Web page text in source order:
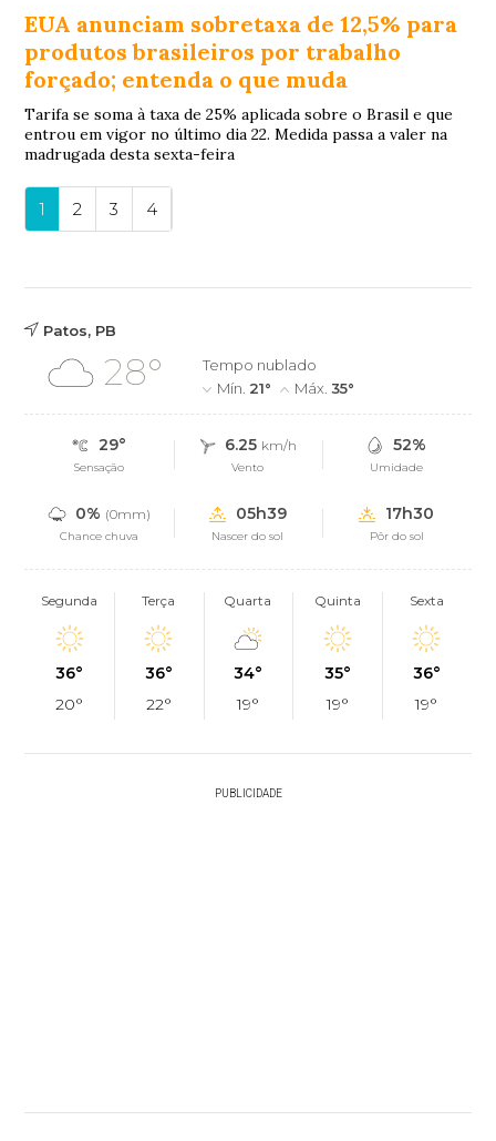
EUA anunciam sobretaxa de 12,5% para
produtos brasileiros por trabalho
forçado; entenda o que muda
Tarifa se soma à taxa de 25% aplicada sobre o Brasil e que
entrou em vigor no último dia 22. Medida passa a valer na
madrugada desta sexta-feira
1 2 3 4
Patos, PB
28°
Tempo nublado
Mín. 21° Máx.35°
29°
Sensação
6.25 km/h
Vento
52%
Umidade
0% (0mm)
Chance chuva
05h39
Nascer do sol
17h30
Pôr do sol
Segunda
36°
20°
Terça
36°
22°
Quarta
34°
19°
Quinta
35°
19°
Sexta
36°
19°
PUBLICIDADE